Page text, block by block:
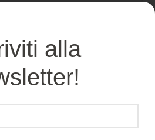
adatto anche ai
alla